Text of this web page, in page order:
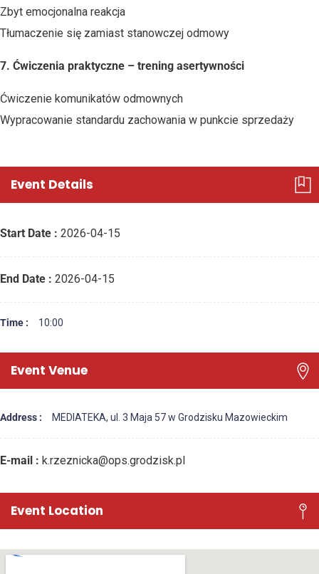
Zbyt emocjonalna reakcja
Tłumaczenie się zamiast stanowczej odmowy
7. Ćwiczenia praktyczne – trening asertywności
Ćwiczenie komunikatów odmownych
Wypracowanie standardu zachowania w punkcie sprzedaży
Event Details
Start Date : 2026-04-15
End Date : 2026-04-15
Time : 10:00
Event Venue
Address : MEDIATEKA, ul. 3 Maja 57 w Grodzisku Mazowieckim
E-mail : k.rzeznicka@ops.grodzisk.pl
Event Location